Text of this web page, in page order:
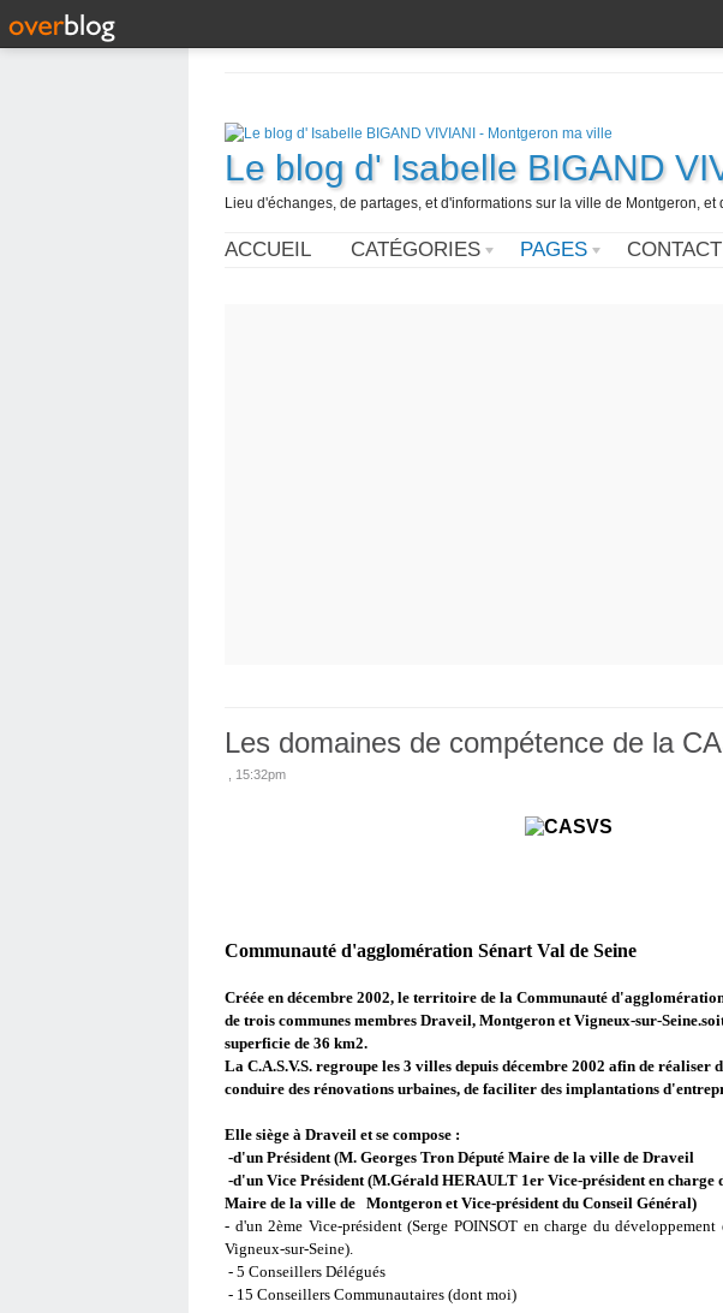
Le blog d' Isabelle BIGAND
Lieu d'échanges, de partages, et d'informations sur la ville de Montgeron, et
ACCUEIL CATÉGORIES PAGES CONTACT
Les domaines de compétence de la
, 15:32pm
Communauté d'agglomération Sénart Val de Seine
Créée en décembre 2002, le territoire de la Communauté
de trois communes membres Draveil, Montgeron et Vigneux-sur-
superficie de 36 km2.
La C.A.S.V.S. regroupe les 3 villes depuis décembre 2002 afin de réaliser
conduire des rénovations urbaines, de faciliter des implantations
Elle siège à Draveil et se compose :
-d'un Président (M. Georges Tron Député Maire de la ville de Draveil
-d'un Vice Président (M.Gérald HERAULT 1er Vice-président en charge
Maire de la ville de Montgeron et Vice-président du Conseil Général)
- d'un 2ème Vice-président (Serge POINSOT en charge du
Vigneux-sur-Seine).
- 5 Conseillers Délégués
- 15 Conseillers Communautaires (dont moi)